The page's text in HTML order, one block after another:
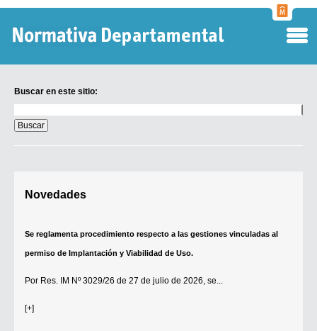
Buscar en este sitio:
en
este
sitio:
Novedades
Se reglamenta procedimiento respecto a las gestiones vinculadas al
permiso de Implantación y Viabilidad de Uso.
Por Res. IM Nº 3029/26 de 27 de julio de 2026, se...
[+]